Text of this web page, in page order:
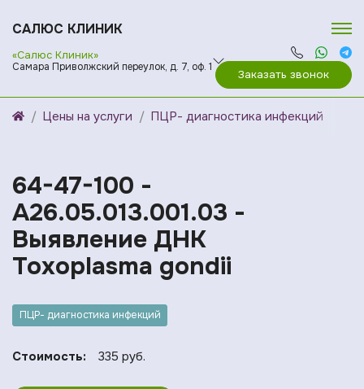
САЛЮС КЛИНИК
«Салюс Клиник»
Самара Приволжский переулок, д. 7, оф. 1
Заказать звонок
Цены на услуги ПЦР- диагностика инфекций
64-47-100 -
A26.05.013.001.03 -
Выявление ДНК
Toxoplasma gondii
ПЦР- диагностика инфекций
Стоимость: 335 руб.